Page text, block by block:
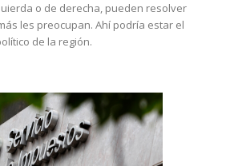
o de derecha, pueden resolver
les preocupan. Ahí podría estar el
de la región.